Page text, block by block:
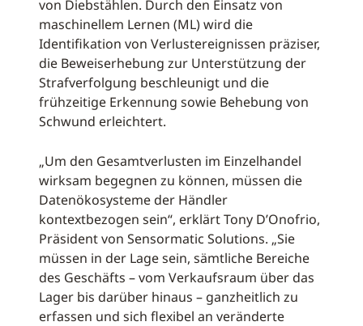
von Diebstählen. Durch den Einsatz von
maschinellem Lernen (ML) wird die
Identifikation von Verlustereignissen präziser,
die Beweiserhebung zur Unterstützung der
Strafverfolgung beschleunigt und die
frühzeitige Erkennung sowie Behebung von
Schwund erleichtert.
„Um den Gesamtverlusten im Einzelhandel
wirksam begegnen zu können, müssen die
Datenökosysteme der Händler
kontextbezogen sein“, erklärt Tony D’Onofrio,
Präsident von Sensormatic Solutions. „Sie
müssen in der Lage sein, sämtliche Bereiche
des Geschäfts – vom Verkaufsraum über das
Lager bis darüber hinaus – ganzheitlich zu
erfassen und sich flexibel an veränderte